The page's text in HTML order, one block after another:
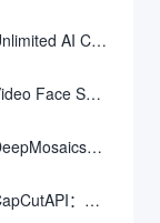
Unlimited AI Chat：免费无限制的AI聊天工具
Video Face Swap
DeepMosaics：自动去除图像和视频中的马赛克，或向其添加马赛克
CapCutAPI：自动化控制CapCut视频剪辑的开源工具